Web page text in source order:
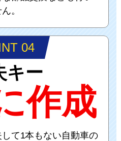
。
04
キー
作成
て1本もない自動車の